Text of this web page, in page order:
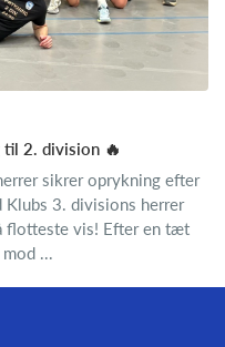
2. division 🔥
sikrer oprykning efter
Klubs 3. divisions herrer
flotteste vis! Efter en tæt
...